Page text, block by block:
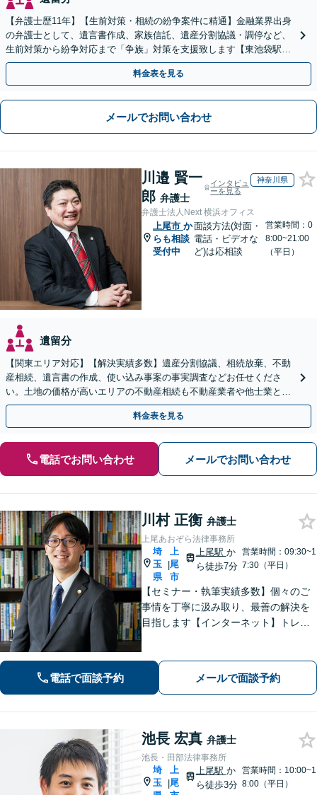
【弁護士歴11年】【生前対策・相続の紛争案件に精通】金融業界出身
の弁護士として、遺言書作成、家族信託、遺産分割協議・調停など、
生前対策から紛争対応まで「争族」対策を支援致します【東池袋駅2
分】【初回面談無料】
料金表を見る
メールでお問い合わせ
川邉 賢一
郎 弁護士
インタビュ
ーを見る
神奈川県
弁護士法人Next 横浜オフィス
上尾市 か
らも相談
受付中
面談方法(対面・
電話・ビデオな
ど)は応相談
営業時間：0
8:00~21:00
（平日）
遺留分
【関東エリア対応】【解決実績多数】遺産分割協議、相続放棄、不動
産相続、遺言書の作成、使い込み事案の事実調査などお任せくださ
い。土地の価格が高いエリアの不動産相続も不動産業者や他士業と連
携し、適切かつ円滑に対応します【初回相談無料】
料金表を見る
電話でお問い合わせ メールでお問い合わせ
川村 正衡 弁護士
上尾あおぞら法律事務所
埼
玉
県
|
上
尾
市
上尾駅 か
ら徒歩7分
営業時間：09:30~1
7:30（平日）
【セミナー・執筆実績多数】個々のご
事情を丁寧に汲み取り、最善の解決を
目指します【インターネット】トレン
題】検討段階、協議から訴訟まで。あ
らゆるフェーズに対応【上尾駅7分】
電話で面談予約 メールで面談予約
池長 宏真 弁護士
池長・田部法律事務所
埼
玉 |
上
尾
上尾駅 か
ら徒歩3分
営業時間：10:00~1
8:00（平日）